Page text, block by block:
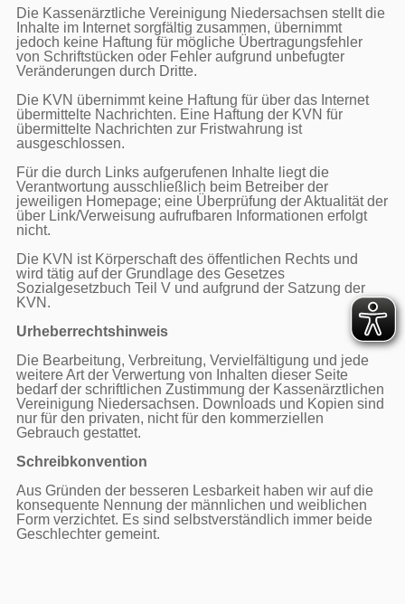
Die Kassenärztliche Vereinigung Niedersachsen stellt die
Inhalte im Internet sorgfältig zusammen, übernimmt
jedoch keine Haftung für mögliche Übertragungsfehler
von Schriftstücken oder Fehler aufgrund unbefugter
Veränderungen durch Dritte.
Die KVN übernimmt keine Haftung für über das Internet
übermittelte Nachrichten. Eine Haftung der KVN für
übermittelte Nachrichten zur Fristwahrung ist
ausgeschlossen.
Für die durch Links aufgerufenen Inhalte liegt die
Verantwortung ausschließlich beim Betreiber der
jeweiligen Homepage; eine Überprüfung der Aktualität der
über Link/Verweisung aufrufbaren Informationen erfolgt
nicht.
Die KVN ist Körperschaft des öffentlichen Rechts und
wird tätig auf der Grundlage des Gesetzes
Sozialgesetzbuch Teil V und aufgrund der Satzung der
KVN.
Urheberrechtshinweis
Die Bearbeitung, Verbreitung, Vervielfältigung und jede
weitere Art der Verwertung von Inhalten dieser Seite
bedarf der schriftlichen Zustimmung der Kassenärztlichen
Vereinigung Niedersachsen. Downloads und Kopien sind
nur für den privaten, nicht für den kommerziellen
Gebrauch gestattet.
Schreibkonvention
Aus Gründen der besseren Lesbarkeit haben wir auf die
konsequente Nennung der männlichen und weiblichen
Form verzichtet. Es sind selbstverständlich immer beide
Geschlechter gemeint.